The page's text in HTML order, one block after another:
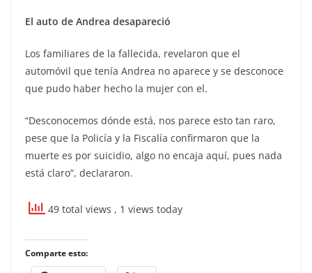
El auto de Andrea desapareció
Los familiares de la fallecida, revelaron que el
automóvil que tenía Andrea no aparece y se desconoce
que pudo haber hecho la mujer con el.
“Desconocemos dónde está, nos parece esto tan raro,
pese que la Policía y la Fiscalía confirmaron que la
muerte es por suicidio, algo no encaja aquí, pues nada
está claro”, declararon.
49 total views , 1 views today
Comparte esto: